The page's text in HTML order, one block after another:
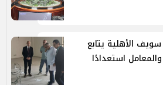
الأهلية يتابع
استعدادًا